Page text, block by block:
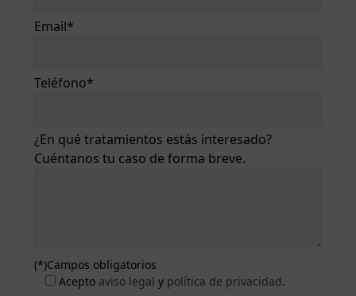
Email*
Teléfono*
¿En qué tratamientos estás interesado?
Cuéntanos tu caso de forma breve.
(*)Campos obligatorios
Acepto aviso legal y política de privacidad.